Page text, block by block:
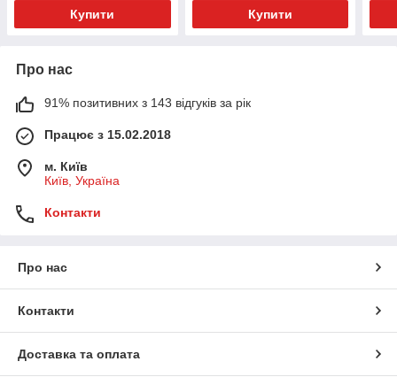
Купити Купити
Про нас
91% позитивних з 143 відгуків за рік
Працює з 15.02.2018
м. Київ
Київ, Україна
Контакти
Про нас
Контакти
Доставка та оплата